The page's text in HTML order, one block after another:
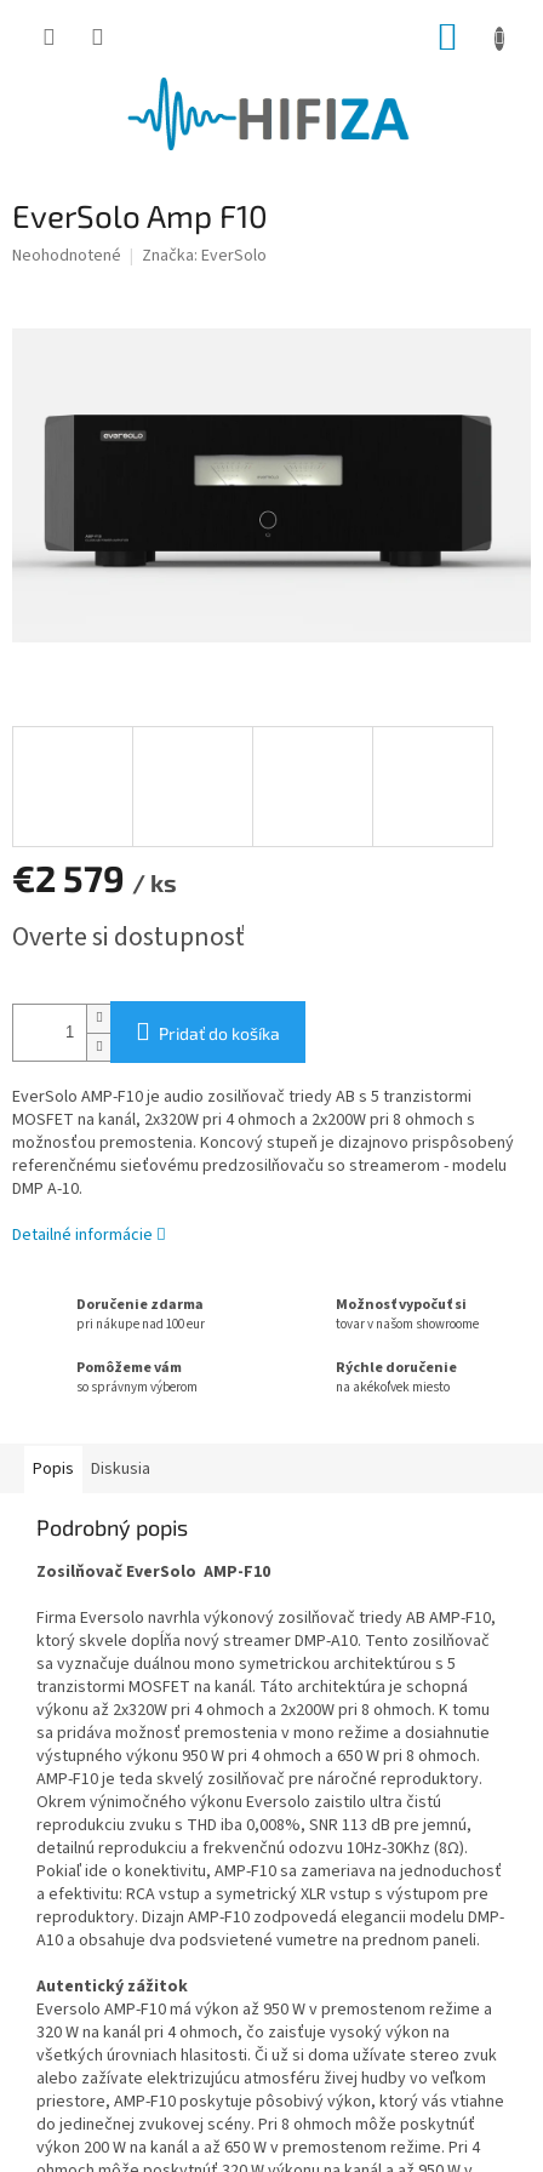
EverSolo Amp F10
Priemerné
hviezdičiek.
Neohodnotené Značka: EverSolo
€2 579 / ks
cena:
Overte si dostupnosť
Pridať do košíka
EverSolo AMP-F10 je audio zosilňovač triedy AB s 5 tranzistormi
MOSFET na kanál, 2x320W pri 4 ohmoch a 2x200W pri 8 ohmoch s
možnosťou premostenia. Koncový stupeň je dizajnovo prispôsobený
referenčnému sieťovému predzosilňovaču so streamerom - modelu
DMP A-10.
Detailné informácie
Doručenie zdarma
pri nákupe nad 100 eur
Možnosť vypočuť si
tovar v našom showroome
Pomôžeme vám
so správnym výberom
Rýchle doručenie
na akékoľvek miesto
Popis Diskusia
Podrobný popis
Zosilňovač EverSolo AMP-F10
Firma Eversolo navrhla výkonový zosilňovač triedy AB AMP-F10,
ktorý skvele dopĺňa nový streamer DMP-A10. Tento zosilňovač
sa vyznačuje duálnou mono symetrickou architektúrou s 5
tranzistormi MOSFET na kanál. Táto architektúra je schopná
výkonu až 2x320W pri 4 ohmoch a 2x200W pri 8 ohmoch. K tomu
sa pridáva možnosť premostenia v mono režime a dosiahnutie
výstupného výkonu 950 W pri 4 ohmoch a 650 W pri 8 ohmoch.
AMP-F10 je teda skvelý zosilňovač pre náročné reproduktory.
Okrem výnimočného výkonu Eversolo zaistilo ultra čistú
reprodukciu zvuku s THD iba 0,008%, SNR 113 dB pre jemnú,
detailnú reprodukciu a frekvenčnú odozvu 10Hz-30Khz (8Ω).
Pokiaľ ide o konektivitu, AMP-F10 sa zameriava na jednoduchosť
a efektivitu: RCA vstup a symetrický XLR vstup s výstupom pre
reproduktory. Dizajn AMP-F10 zodpovedá elegancii modelu DMP-
A10 a obsahuje dva podsvietené vumetre na prednom paneli.
Autentický zážitok
Eversolo AMP-F10 má výkon až 950 W v premostenom režime a
320 W na kanál pri 4 ohmoch, čo zaisťuje vysoký výkon na
všetkých úrovniach hlasitosti. Či už si doma užívate stereo zvuk
alebo zažívate elektrizujúcu atmosféru živej hudby vo veľkom
priestore, AMP-F10 poskytuje pôsobivý výkon, ktorý vás vtiahne
do jedinečnej zvukovej scény. Pri 8 ohmoch môže poskytnúť
výkon 200 W na kanál a až 650 W v premostenom režime. Pri 4